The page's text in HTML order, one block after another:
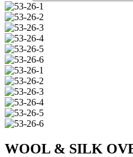
WOOL & SILK